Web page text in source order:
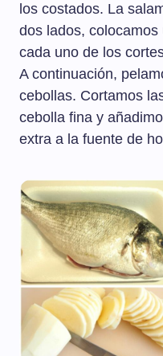
los costados. La
dos lados,
cada uno de los
A continuación,
cebollas. Cortamos
cebolla fina y
extra a la fuente de